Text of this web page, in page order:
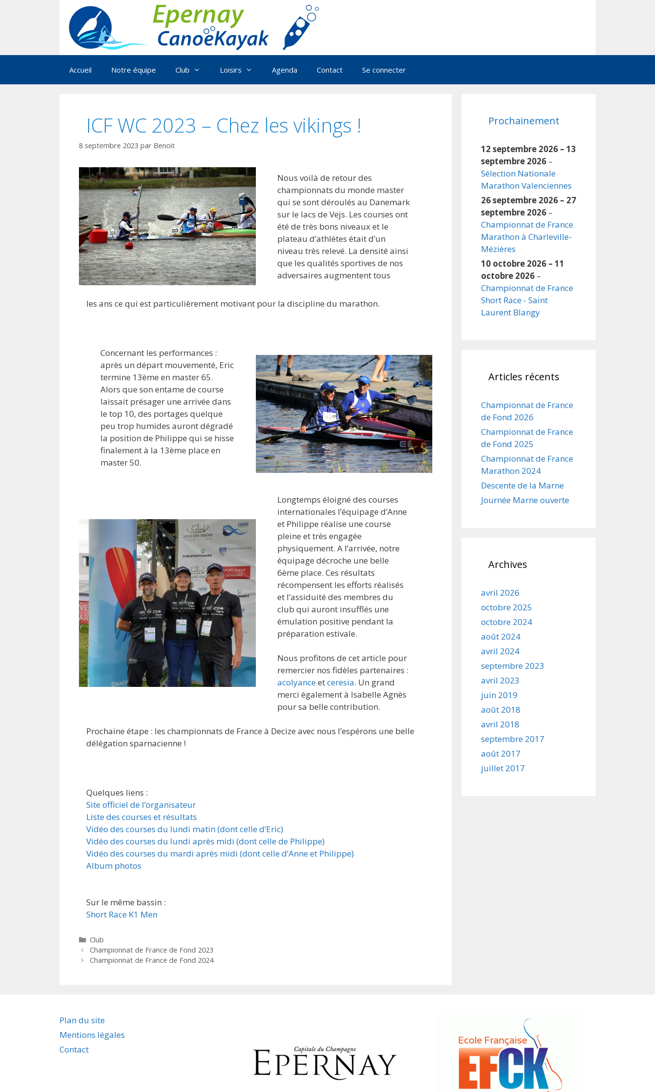
Accueil Notre équipe Club Loisirs Agenda Contact Se connecter
ICF WC 2023 – Chez les vikings !
8 septembre 2023 par Benoit
Nous voilà de retour des
championnats du monde master
qui se sont déroulés au Danemark
sur le lacs de Vejs. Les courses ont
été de très bons niveaux et le
plateau d’athlètes était d’un
niveau très relevé. La densité ainsi
que les qualités sportives de nos
adversaires augmentent tous
les ans ce qui est particulièrement motivant pour la discipline du marathon.
Concernant les performances :
après un départ mouvementé, Eric
termine 13ème en master 65.
Alors que son entame de course
laissait présager une arrivée dans
le top 10, des portages quelque
peu trop humides auront dégradé
la position de Philippe qui se hisse
finalement à la 13ème place en
master 50.
Longtemps éloigné des courses
internationales l’équipage d’Anne
et Philippe réalise une course
pleine et très engagée
physiquement. A l’arrivée, notre
équipage décroche une belle
6ème place. Ces résultats
récompensent les efforts réalisés
et l’assiduité des membres du
club qui auront insufflés une
émulation positive pendant la
préparation estivale.
Nous profitons de cet article pour
remercier nos fidèles partenaires :
acolyanceetceresia. Un grand
merci également à Isabelle Agnès
pour sa belle contribution.
Prochaine étape : les championnats de France à Decize avec nous l’espérons une belle
délégation sparnacienne !
Quelques liens :
Site officiel de l’organisateur
Liste des courses et résultats
Vidéo des courses du lundi matin (dont celle d’Eric)
Vidéo des courses du lundi après midi (dont celle de Philippe)
Vidéo des courses du mardi après midi (dont celle d’Anne et Philippe)
Album photos
Sur le même bassin :
Short Race K1 Men
Catégories
Club
Championnat de France de Fond 2023
Championnat de France de Fond 2024
Prochainement
12 septembre 2026 – 13
septembre 2026 –
Sélection Nationale
Marathon Valenciennes
26 septembre 2026 – 27
septembre 2026 –
Championnat de France
Marathon à Charleville-
Mézières
10 octobre 2026 – 11
octobre 2026 –
Championnat de France
Short Race - Saint
Laurent Blangy
Articles récents
Championnat de France
de Fond 2026
Championnat de France
de Fond 2025
Championnat de France
Marathon 2024
Descente de la Marne
Journée Marne ouverte
Archives
avril 2026
octobre 2025
octobre 2024
août 2024
avril 2024
septembre 2023
avril 2023
juin 2019
août 2018
avril 2018
septembre 2017
août 2017
juillet 2017
Plan du site
Mentions légales
Contact